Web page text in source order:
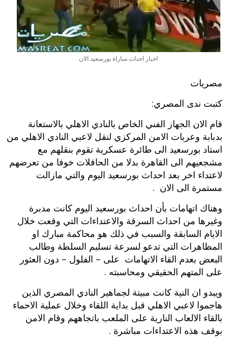
اخبار احداث مباراة بورسعيد الان
مصريات
كتبت ندى المصري:
قام الان الجهاز الفني الخاص بالنادي الاهلي بالاستعانة
بدبابة وعربات الامن المركزي لنقل لاعبي النادي الاهلي من
استاد بورسعيد الى طائرة عسكرية تقوم بنقلهم مع
مشجعيهم الى القاهرة بدلا من الحافلات خوفا من تعرضهم
لاعتداء اخر بعد احداث بورسعيد اليوم والتي مازالت
مستمرة الى الان .
وهناك اتهامات بأن احداث بورسعيد اليوم كانت مدبرة
وغيرها من احداث السرقة والاعتداءات التي وقعت خلال
الايام السابقة والسبب في ذلك هو محاكمة مبارك او
المظاهرات التي تدعو لسرعة تسليم السلطة وطالب
البعض بعدم القاء الاتهامات على – الفلول – دون العثور
على المتهم الحقيقي ومحاسبته .
ويبدو ان النية كانت مبيتة لجماهير النادي المصري الذين
هاجموا لاعبي الاهلي قبل بداية اللقاء وخلال عملية الاحماء
بالقاء الالعاب النارية على الملعب باتجاههم وقام الامن
بوقف هذه الاعتداءات مباشرة .